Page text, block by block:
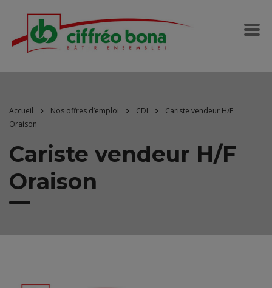
Accueil Nos offres d’emploi CDI
Cariste vendeur H/F
Oraison
Cariste vendeur H/F
Oraison